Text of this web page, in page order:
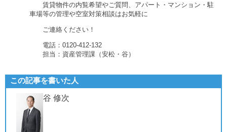
賃貸物件の内覧希望やご質問、アパート・マンション・駐
車場等の管理や空室対策相談はお気軽に
ご連絡ください！
電話： 0120-412-132
担当：資産管理課（安松・谷）
この記事を書いた人
谷 修次